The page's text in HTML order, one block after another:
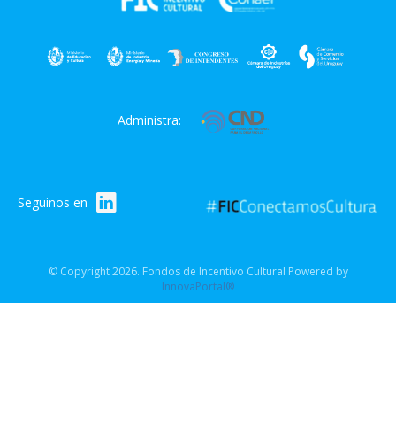
Administra:
Seguinos en
© Copyright 2026. Fondos de Incentivo Cultural Powered by
InnovaPortal®